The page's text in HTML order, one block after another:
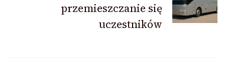
przemieszczanie się
uczestników